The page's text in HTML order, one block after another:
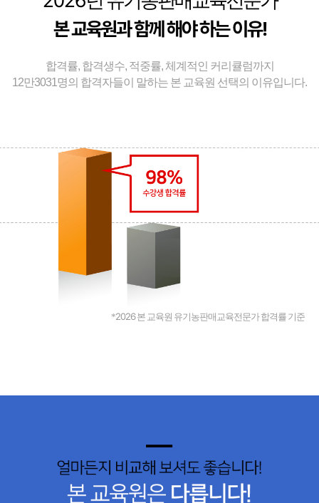
본 교육원과 함께 해야 하는 이유!
합격률, 합격생수, 적중률, 체계적인 커리큘럼까지
12만3031명의 합격자들이 말하는 본 교육원 선택의 이유입니다.
*2026본 교육원 유기농판매교육전문가 합격률 기준